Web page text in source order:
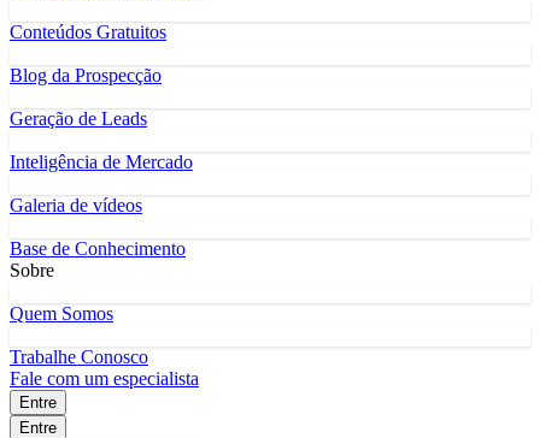
Conteúdos Gratuitos
Blog da Prospecção
Geração de Leads
Inteligência de Mercado
Galeria de vídeos
Base de Conhecimento
Sobre
Quem Somos
Trabalhe Conosco
Fale com um especialista
Entre
Entre